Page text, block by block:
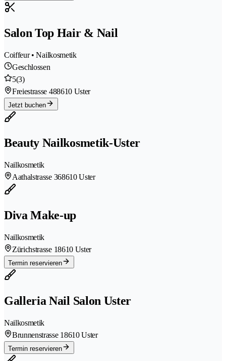
Salon Top Hair & Nail
Coiffeur • Nailkosmetik
Geschlossen
5(3)
Freiestrasse 488610 Uster
Jetzt buchen
Beauty Nailkosmetik-Uster
Nailkosmetik
Aathalstrasse 368610 Uster
Diva Make-up
Nailkosmetik
Zürichstrasse 18610 Uster
Termin reservieren
Galleria Nail Salon Uster
Nailkosmetik
Brunnenstrasse 18610 Uster
Termin reservieren